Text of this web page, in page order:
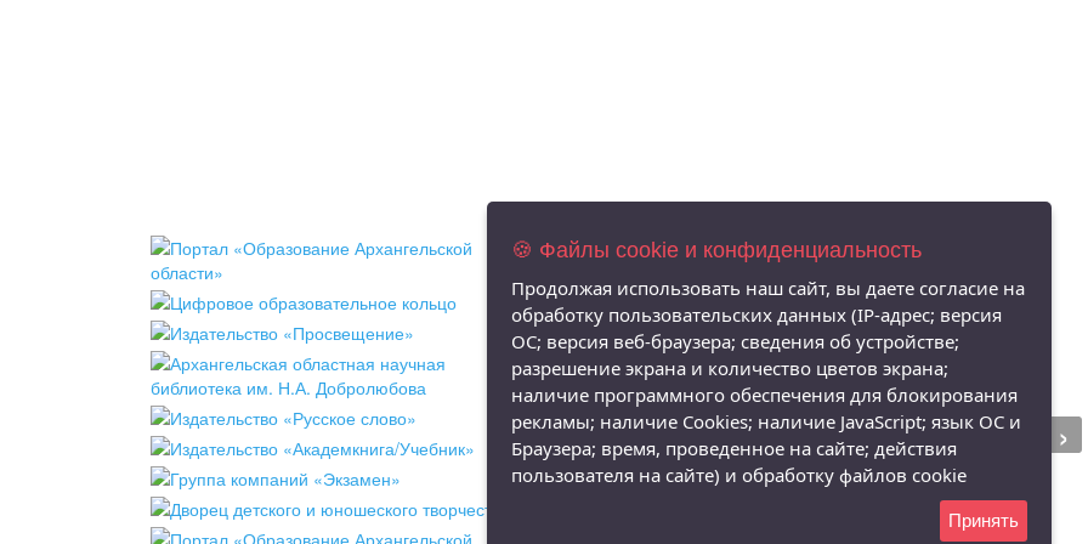
›
🍪 Файлы cookie и конфиденциальность
Продолжая использовать наш сайт, вы даете согласие на
обработку пользовательских данных (IP-адрес; версия
ОС; версия веб-браузера; сведения об устройстве;
разрешение экрана и количество цветов экрана;
наличие программного обеспечения для блокирования
рекламы; наличие Cookies; наличие JavaScript; язык ОС и
Браузера; время, проведенное на сайте; действия
пользователя на сайте) и обработку файлов cookie
Принять